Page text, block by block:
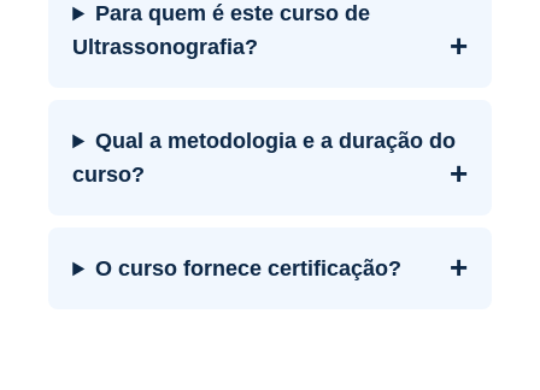
Para quem é este curso de
Ultrassonografia?
+
Qual a metodologia e a duração do
curso?
+
O curso fornece certificação? +